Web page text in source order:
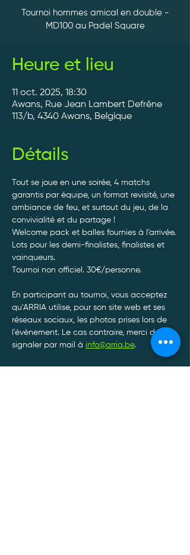
Tournoi hommes amical en double -
MD100 au Padel Square
Heure et lieu
11 oct. 2025, 18:30
Awans, Rue Jean Lambert Defrêne
113/b, 4340 Awans, Belgique
Détails
Tout se joue en une soirée, 4 matchs
garantis par équipe, un format revisité, une
ambiance de feu, et surtout du jeu, de la
convivialité et du partage !
Welcome pack et balles fournies à l’arrivée.
Lots pour les demi-finalistes, finalistes et
vainqueurs.
Tournoi non officiel. 30€/personne.
En participant au tournoi, vous acceptez
qu'ARRIA utilise, pour son site web et ses
réseaux sociaux, les photos prises lors de
l'évènement. Le cas contraire, merci de le
signaler par mail à info@arria.be.